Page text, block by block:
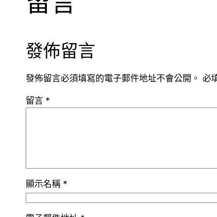
發佈留言
發佈留言必須填寫的電子郵件地址不會公開。 必
留言 *
顯示名稱 *